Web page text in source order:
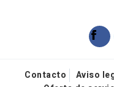
Contacto Aviso